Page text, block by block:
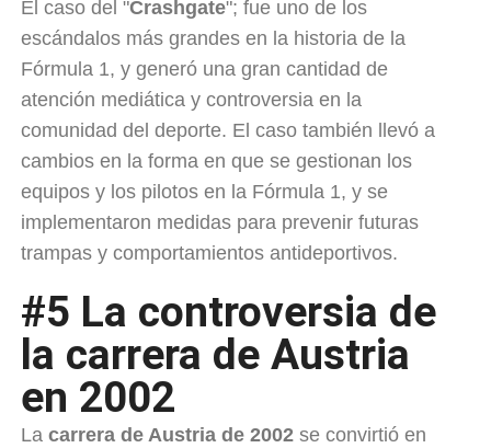
El caso del "Crashgate"; fue uno de los
escándalos más grandes en la historia de la
Fórmula 1, y generó una gran cantidad de
atención mediática y controversia en la
comunidad del deporte. El caso también llevó a
cambios en la forma en que se gestionan los
equipos y los pilotos en la Fórmula 1, y se
implementaron medidas para prevenir futuras
trampas y comportamientos antideportivos.
#5 La controversia de
la carrera de Austria
en 2002
La carrera de Austria de 2002 se convirtió en